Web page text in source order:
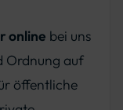
online bei uns
Ordnung auf
öffentliche